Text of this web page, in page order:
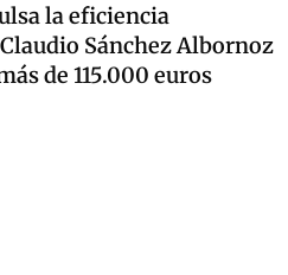
la eficiencia
Sánchez Albornoz
de 115.000 euros